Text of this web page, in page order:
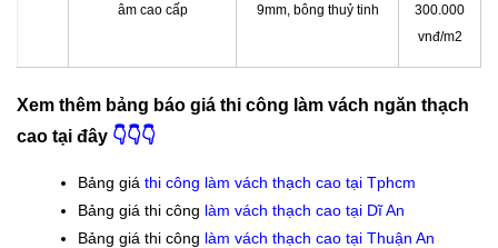
âm cao cấp
9mm, bông thuỷ tinh
300.000
vnđ/m2
Xem thêm bảng báo giá thi công làm vách ngăn thạch
cao tại đây 👇👇👇
Bảng giá thi công làm vách thạch cao tại Tphcm
Bảng giá thi công làm vách thạch cao tại Dĩ An
Bảng giá thi công làm vách thạch cao tại Thuận An